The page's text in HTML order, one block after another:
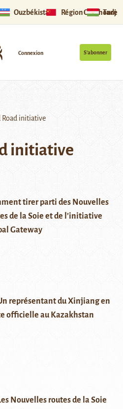
Ouzbékistan Région Ouïghoure
S’abonner
Connexion
Road initiative
initiative
tirer parti des Nouvelles
de la Soie et de l’initiative
Gateway
représentant du Xinjiang en
officielle au Kazakhstan
Nouvelles routes de la Soie